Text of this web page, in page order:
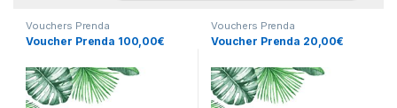
Vouchers Prenda
Voucher Prenda 100,00€
Vouchers Prenda
Voucher Prenda 20,00€